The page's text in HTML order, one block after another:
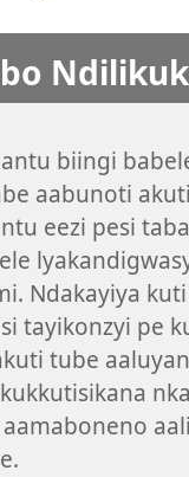
biingi
aabunoti
eezi pesi
Ndakayiya
tayikonzyi pe
tube